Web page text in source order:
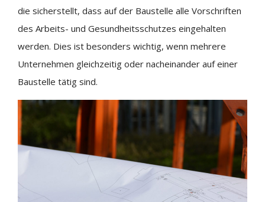
die sicherstellt, dass auf der Baustelle alle Vorschriften
des Arbeits- und Gesundheitsschutzes eingehalten
werden. Dies ist besonders wichtig, wenn mehrere
Unternehmen gleichzeitig oder nacheinander auf einer
Baustelle tätig sind.